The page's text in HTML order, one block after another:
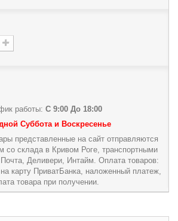
работы: С 9:00 До 18:00
Суббота и Воскресенье
представленные на сайт отправляются
со склада в Кривом Роге, транспортными
Деливери, Интайм. Оплата товаров:
карту ПриватБанка, наложенный платеж,
товара при получении.